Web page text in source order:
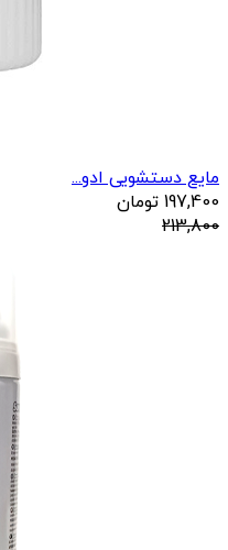
مایع دستشویی ادو...
197,400 تومان
213,800